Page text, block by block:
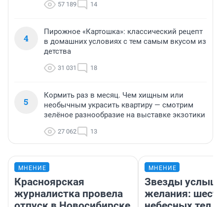
57 189 14
4
Пирожное «Картошка»: классический рецепт
в домашних условиях с тем самым вкусом из
детства
31 031 18
5
Кормить раз в месяц. Чем хищным или
необычным украсить квартиру — смотрим
зелёное разнообразие на выставке экзотики
27 062 13
МНЕНИЕ
Красноярская
журналистка провела
МНЕНИЕ
Звезды
желания: